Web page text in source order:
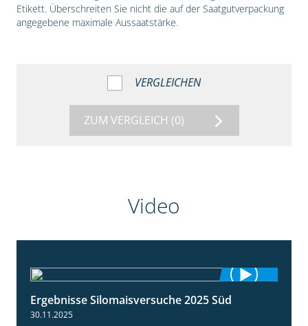
Etikett. Überschreiten Sie nicht die auf der Saatgutverpackung
angegebene maximale Aussaatstärke.
VERGLEICHEN
ZUM VERGLEICH (0)
Video
Ergebnisse Silomaisversuche 2025 Süd
30.11.2025